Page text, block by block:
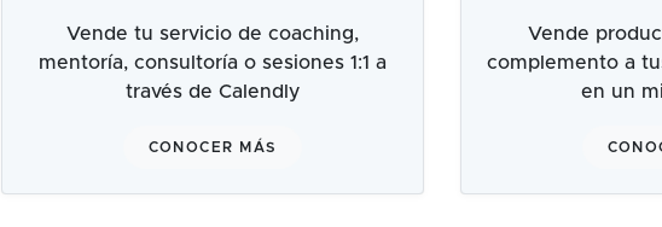
Vende tu servicio de coaching,
mentoría, consultoría o sesiones 1:1 a
través de Calendly
CONOCER MÁS
Vende
complemento a
en un